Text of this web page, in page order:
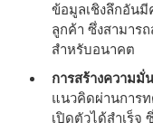
ข้อมูลเชิงลึกอัน
ลูกค้า ซึ่งสามาร
สําหรับอนาคต
การสร้างความมั่
แนวคิดผ่านการ
เปิดตัวได้สําเร็